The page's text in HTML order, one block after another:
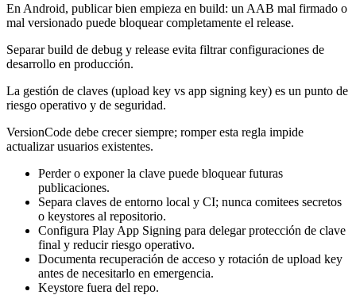
En Android, publicar bien empieza en build: un AAB mal firmado o
mal versionado puede bloquear completamente el release.
Separar build de debug y release evita filtrar configuraciones de
desarrollo en producción.
La gestión de claves (upload key vs app signing key) es un punto de
riesgo operativo y de seguridad.
VersionCode debe crecer siempre; romper esta regla impide
actualizar usuarios existentes.
Perder o exponer la clave puede bloquear futuras
publicaciones.
Separa claves de entorno local y CI; nunca comitees secretos
o keystores al repositorio.
Configura Play App Signing para delegar protección de clave
final y reducir riesgo operativo.
Documenta recuperación de acceso y rotación de upload key
antes de necesitarlo en emergencia.
Keystore fuera del repo.